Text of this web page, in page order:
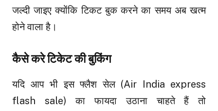
जल्दी जाइए क्योंकि टिकट बुक करने का समय अब खत्म
होने वाला है।
कैसे करे टिकेट की बुकिंग
यदि आप भी इस फ्लैश सेल (Air India express
flash sale) का फायदा उठाना चाहते हैं तो